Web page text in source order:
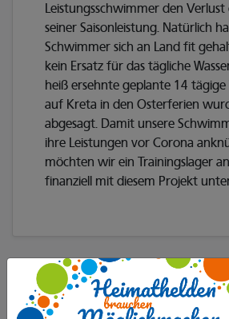
Leistungsschwimmer den Verlust
seiner Saisonleistung. Natürlich
Schwimmer sich an Land fit
kein Ersatz für das tägliche
heiß ersehnte geplante 14 tägige
auf Kreta in den Osterferien
abgesagt. Damit unsere
ihre Leistungen vor Corona
möchten wir ein Trainingslager
finanziell mit diesem Projekt
Erzählen Sie es Ihren